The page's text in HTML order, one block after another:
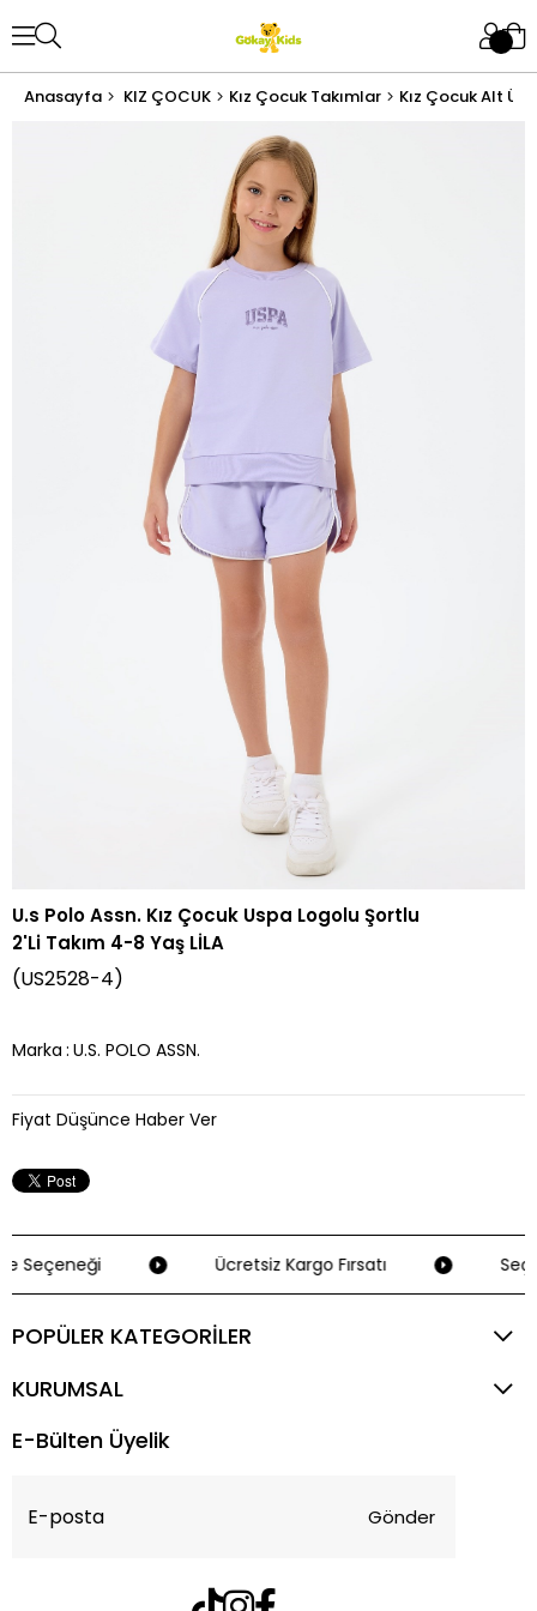
Anasayfa KIZ ÇOCUK Kız Çocuk Takımlar Kız Çocuk Alt
U.s Polo Assn. Kız Çocuk Uspa Logolu Şortlu
2'Li Takım 4-8 Yaş LİLA
(US2528-4)
Marka : U.S. POLO ASSN.
Fiyat Düşünce Haber Ver
Seçeneği Ücretsiz Kargo Fırsatı
POPÜLER KATEGORİLER
KURUMSAL
E-Bülten Üyelik
Gönder